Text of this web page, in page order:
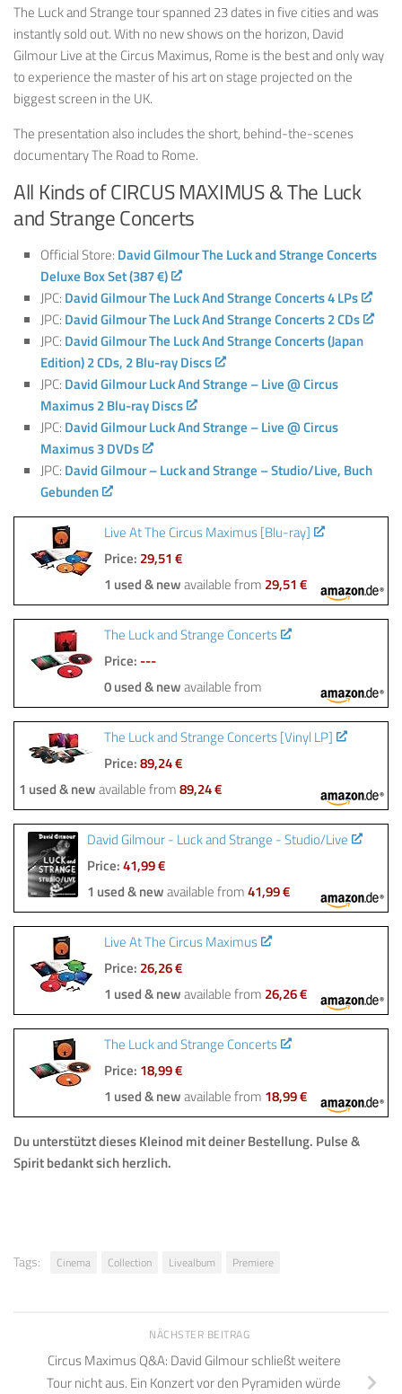
The Luck and Strange tour spanned 23 dates in five cities and was
instantly sold out. With no new shows on the horizon, David
Gilmour Live at the Circus Maximus, Rome is the best and only way
to experience the master of his art on stage projected on the
biggest screen in the UK.
The presentation also includes the short, behind-the-scenes
documentary The Road to Rome.
All Kinds of CIRCUS MAXIMUS & The Luck
and Strange Concerts
Official Store: David Gilmour The Luck and Strange Concerts
Deluxe Box Set (387 €)
JPC: David Gilmour The Luck And Strange Concerts 4 LPs
JPC: David Gilmour The Luck And Strange Concerts 2 CDs
JPC: David Gilmour The Luck And Strange Concerts (Japan
Edition) 2 CDs, 2 Blu-ray Discs
JPC: David Gilmour Luck And Strange – Live @ Circus
Maximus 2 Blu-ray Discs
JPC: David Gilmour Luck And Strange – Live @ Circus
Maximus 3 DVDs
JPC: David Gilmour – Luck and Strange – Studio/Live, Buch
Gebunden
Live At The Circus Maximus [Blu-ray]
Price: 29,51 €
1 used & newavailable from 29,51 €
The Luck and Strange Concerts
Price: ---
0 used & newavailable from
The Luck and Strange Concerts [Vinyl LP]
Price:89,24 €
1 used & newavailable from89,24 €
David Gilmour - Luck and Strange - Studio/Live
Price:41,99 €
1 used & newavailable from41,99 €
Live At The Circus Maximus
Price: 26,26 €
1 used & newavailable from 26,26 €
The Luck and Strange Concerts
Price: 18,99 €
1 used & newavailable from 18,99 €
Du unterstützt dieses Kleinod mit deiner Bestellung. Pulse &
Spirit bedankt sich herzlich.
Tags: Cinema Collection Livealbum Premiere
NÄCHSTER BEITRAG
Circus Maximus Q&A: David Gilmour schließt weitere
Tour nicht aus. Ein Konzert vor den Pyramiden würde